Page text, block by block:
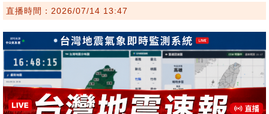
直播時間：2026/07/14 13:47